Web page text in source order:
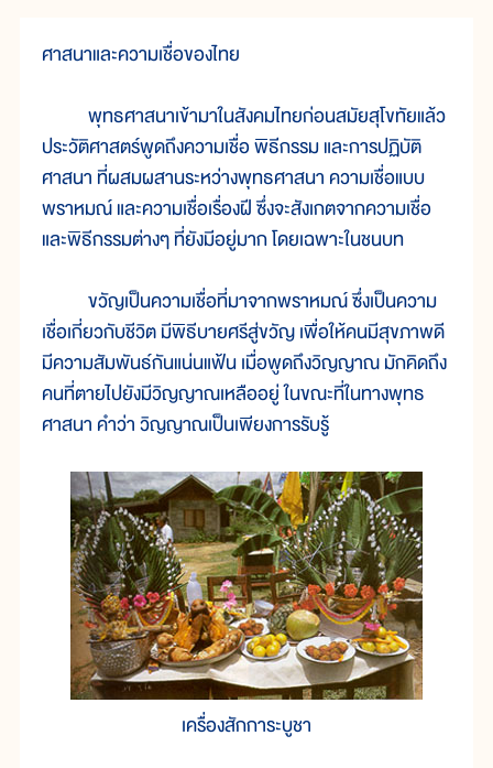
ศาสนาและความเชื่อของไทย
พุทธศาสนาเข้ามาในสังคมไทยก่อนสมัยสุโขทัยแล้ว
ประวัติศาสตร์พูดถึงความเชื่อ พิธีกรรม และการปฏิบัติ
ศาสนา ที่ผสมผสานระหว่างพุทธศาสนา ความเชื่อแบบ
พราหมณ์ และความเชื่อเรื่องฝี ซึ่งจะสังเกตจากความเชื่อ
และพิธีกรรมต่างๆ ที่ยังมีอยู่มาก โดยเฉพาะในชนบท
ขวัญเป็นความเชื่อที่มาจากพราหมณ์ ซึ่งเป็นความ
เชื่อเกี่ยวกับชีวิต มีพิธีบายศรีสู่ขวัญ เพื่อให้คนมีสุขภาพดี
มีความสัมพันธ์กันแน่นแฟ้น เมื่อพูดถึงวิญญาณ มักคิดถึง
คนที่ตายไปยังมีวิญญาณเหลืออยู่ ในขณะที่ในทางพุทธ
ศาสนา คำว่า วิญญาณเป็นเพียงการรับรู้
เครื่องสักการะบูชา